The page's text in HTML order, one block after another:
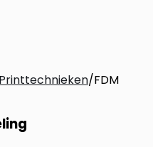
Printtechnieken/FDM